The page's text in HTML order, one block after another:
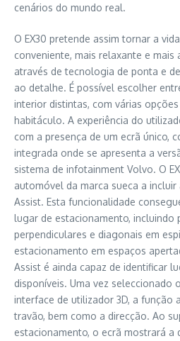
cenários do mundo real.
O EX30 pretende assim tornar a
conveniente, mais relaxante e
através de tecnologia de ponta e
ao detalhe. É possível escolher
interior distintas, com várias
habitáculo. A experiência do
com a presença de um ecrã único,
integrada onde se apresenta a
sistema de infotainment Volvo. O
automóvel da marca sueca a
Assist. Esta funcionalidade
lugar de estacionamento, incluindo
perpendiculares e diagonais em
estacionamento em espaços
Assist é ainda capaz de identificar
disponíveis. Uma vez seleccionado
interface de utilizador 3D, a função
travão, bem como a direcção. Ao
estacionamento, o ecrã mostrará a